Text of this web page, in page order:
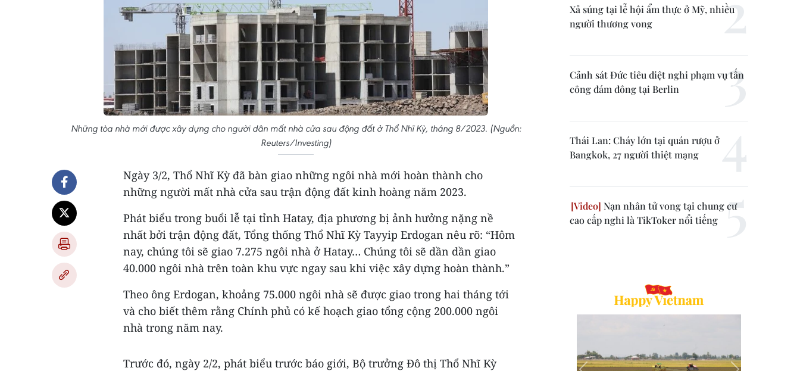
Những tòa nhà mới được xây dựng cho người dân mất nhà cửa sau động đất ở Thổ Nhĩ Kỳ, tháng 8/2023. (Nguồn:
Reuters/Investing)
Ngày 3/2, Thổ Nhĩ Kỳ đã bàn giao những ngôi nhà mới hoàn thành cho
những người mất nhà cửa sau trận động đất kinh hoàng năm 2023.
Phát biểu trong buổi lễ tại tỉnh Hatay, địa phương bị ảnh hưởng nặng nề
nhất bởi trận động đất, Tổng thống Thổ Nhĩ Kỳ Tayyip Erdogan nêu rõ: “Hôm
nay, chúng tôi sẽ giao 7.275 ngôi nhà ở Hatay… Chúng tôi sẽ dần dần giao
40.000 ngôi nhà trên toàn khu vực ngay sau khi việc xây dựng hoàn thành.”
Theo ông Erdogan, khoảng 75.000 ngôi nhà sẽ được giao trong hai tháng tới
và cho biết thêm rằng Chính phủ có kế hoạch giao tổng cộng 200.000 ngôi
nhà trong năm nay.
Trước đó, ngày 2/2, phát biểu trước báo giới, Bộ trưởng Đô thị Thổ Nhĩ Kỳ
Xả súng tại lễ hội ẩm thực ở Mỹ, nhiều
người thương vong
Cảnh sát Đức tiêu diệt nghi phạm vụ tấn
công đám đông tại Berlin
Thái Lan: Cháy lớn tại quán rượu ở
Bangkok, 27 người thiệt mạng
Nạn nhân tử vong tại chung cư
cao cấp nghi là TikToker nổi tiếng